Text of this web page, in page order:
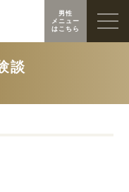
男性
メニュー
はこちら